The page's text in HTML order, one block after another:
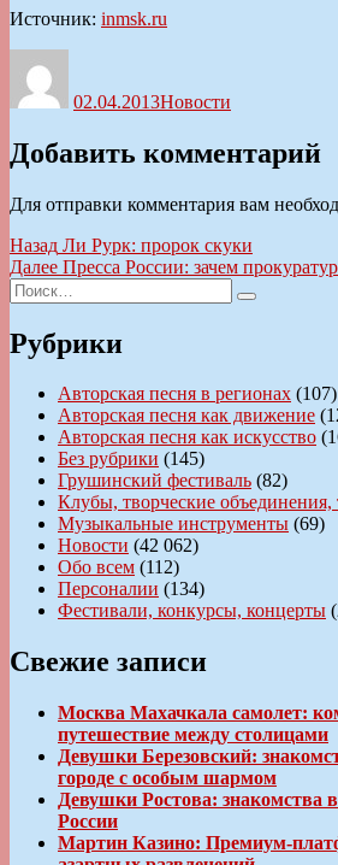
Источник: inmsk.ru
02.04.2013Новости
Добавить комментарий
Для отправки комментария вам
Навигация
по
записям
Назад Предыдущая
запись:
Ли Рурк: пророк скуки
Далее Следующая
Пресса России: зачем
Искать:
Поиск
Рубрики
Авторская песня в регионах (107)
Авторская песня как движение
Авторская песня как искусство
Без рубрики (145)
Грушинский фестиваль (82)
Клубы, творческие объединения,
Музыкальные инструменты (69)
Новости (42 062)
Обо всем (112)
Персоналии (134)
Фестивали, конкурсы, концерты
Свежие записи
Москва Махачкала самолет:
путешествие между столицами
Девушки Березовский:
городе с особым шармом
Девушки Ростова: знакомства
России
Мартин Казино: Премиум-